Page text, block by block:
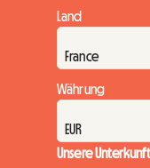
neue Städte im Jahr
langfristige
Regulierung ist
Land
Währung
Unsere